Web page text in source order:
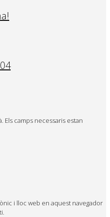
Els camps necessaris estan
i lloc web en aquest navegador